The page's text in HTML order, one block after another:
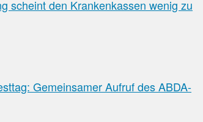
scheint den Krankenkassen wenig zu
Gemeinsamer Aufruf des ABDA-